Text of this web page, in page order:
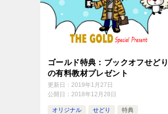
ゴールド特典：ブックオフせどり
の有料教材プレゼント
更新日： 2019年1月27日
公開日： 2018年12月28日
オリジナル せどり
特典